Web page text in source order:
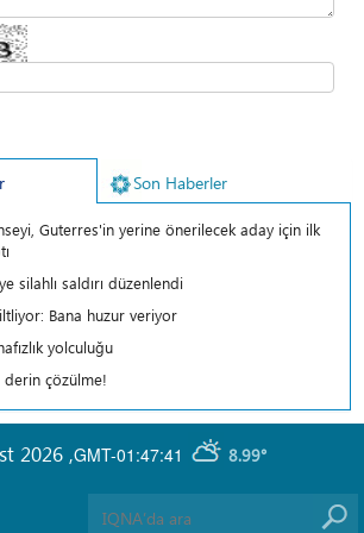
Son Haberler
Guterres'in yerine önerilecek aday için ilk
silahlı saldırı düzenlendi
Bana huzur veriyor
yolculuğu
çözülme!
GMT-01:47:41 8.99°
2026 ,